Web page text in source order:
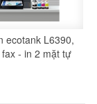
ecotank L6390,
- in 2 mặt tự